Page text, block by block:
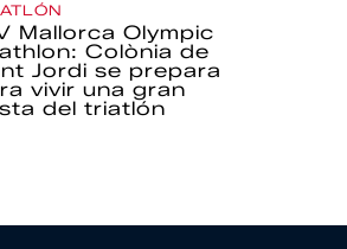
Mallorca Olympic
Colònia de
Jordi se prepara
vivir una gran
del triatlón